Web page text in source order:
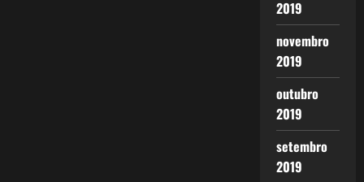
2019
novembro
2019
outubro
2019
setembro
2019